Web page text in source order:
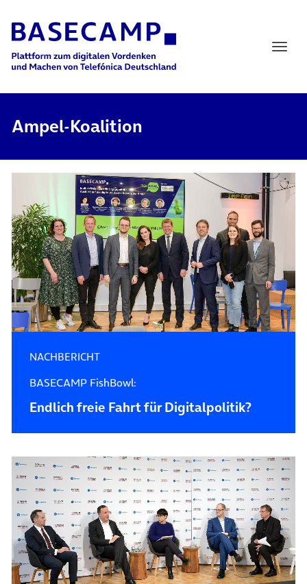
Main Navigation
Ampel-Koalition
NACHBERICHT
BASECAMP FishBowl:
Endlich freie Fahrt für Digitalpolitik?